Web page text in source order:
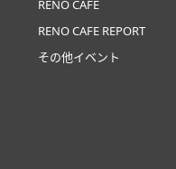
RENO CAFE
RENO CAFE REPORT
その他イベント